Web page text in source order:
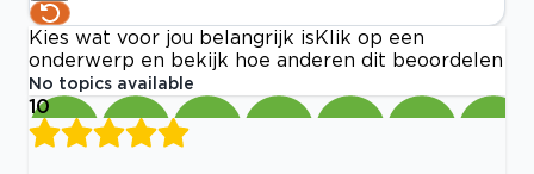
Kies wat voor jou belangrijk is Klik op een
onderwerp en bekijk hoe anderen dit beoordelen
No topics available
10